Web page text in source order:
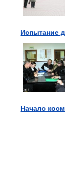
Испытание
Начало